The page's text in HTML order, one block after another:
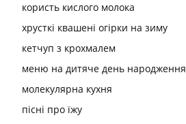
користь кислого молока
хрусткі квашені огірки на зиму
кетчуп з крохмалем
меню на дитяче день народження
молекулярна кухня
пісні про їжу